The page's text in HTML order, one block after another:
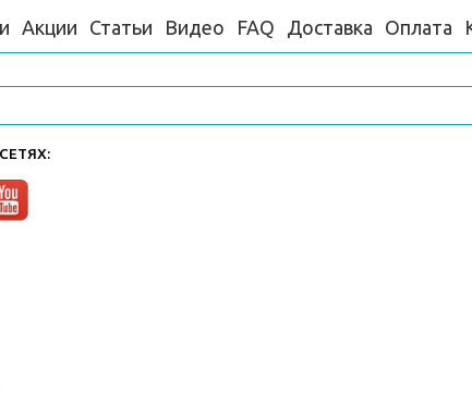
Акции Статьи Видео FAQ Доставка Оплата